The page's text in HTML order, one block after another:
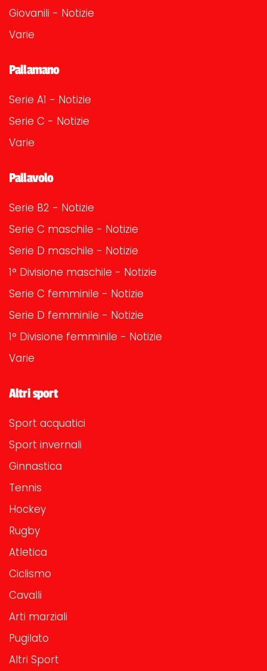
Giovanili - Notizie
Varie
Pallamano
Serie A1 - Notizie
Serie C - Notizie
Varie
Pallavolo
Serie B2 - Notizie
Serie C maschile - Notizie
Serie D maschile - Notizie
1° Divisione maschile - Notizie
Serie C femminile - Notizie
Serie D femminile - Notizie
1° Divisione femminile - Notizie
Varie
Altri sport
Sport acquatici
Sport invernali
Ginnastica
Tennis
Hockey
Rugby
Atletica
Ciclismo
Cavalli
Arti marziali
Pugilato
Altri Sport